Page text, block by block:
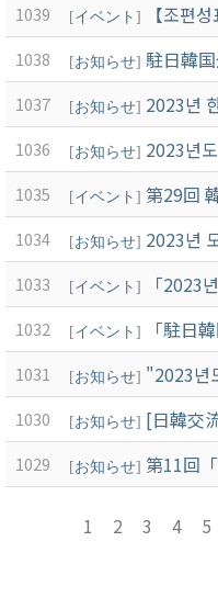
1039 [イベント] 【조편
1038 [お知らせ] 駐日韓
1037 [お知らせ] 2023년
1036 [お知らせ] 2023년
1035 [イベント] 第29回
1034 [お知らせ] 2023년
1033 [イベント] 「2023
1032 [イベント] 「駐日
1031 [お知らせ] "2023년
1030 [お知らせ] [日韓交
1029 [お知らせ] 第11回
1 2 3 4 5